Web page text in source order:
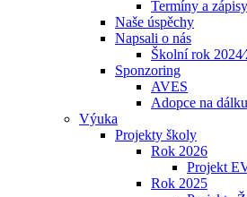
Termíny a
Naše úspěchy
Napsali o nás
Školní rok
Sponzoring
AVES
Adopce na dálku
Výuka
Projekty školy
Rok 2026
Projekt
Rok 2025